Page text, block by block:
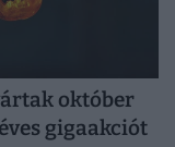
október
gigaakciót